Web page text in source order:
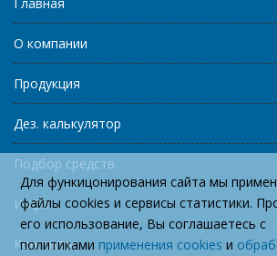
Главная
О компании
Продукция
Дез. калькулятор
Подбор средств
Инфо
Контакты
Для функицонирования сайта мы
файлы cookies и сервисы статистики.
его использование, Вы соглашаетесь с
политиками применения cookies и